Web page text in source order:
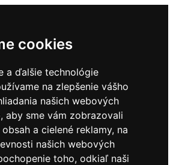
cookies
a ďalšie technológie
na zlepšenie vášho
našich webových
aby sme vám zobrazovali
a cielené reklamy, na
našich webových
toho, odkiaľ naši